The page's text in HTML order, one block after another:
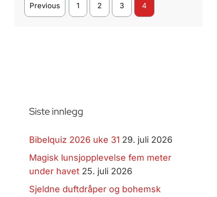
Previous 1 2 3 4
Siste innlegg
Bibelquiz 2026 uke 31 29. juli 2026
Magisk lunsjopplevelse fem meter
under havet 25. juli 2026
Sjeldne duftdråper og bohemsk